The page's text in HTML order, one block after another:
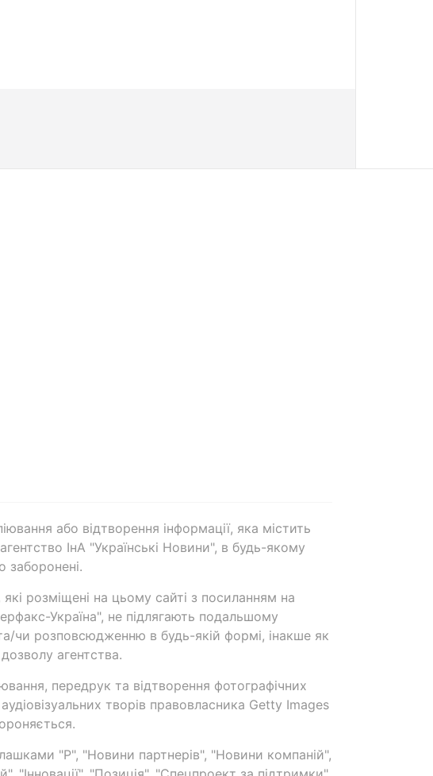
або відтворення інформації, яка містить
ІнА "Українські Новини", в будь-якому
заборонені.
які розміщені на цьому сайті з посиланням на
Україна", не підлягають подальшому
чи розповсюдженню в будь-якій формі, інакше як
агентства.
передрук та відтворення фотографічних
творів правовласника Getty Images
"Р", "Новини партнерів", "Новини компаній",